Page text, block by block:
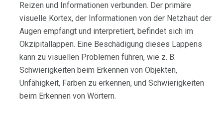
Reizen und Informationen verbunden. Der primäre
visuelle Kortex, der Informationen von der Netzhaut der
Augen empfängt und interpretiert, befindet sich im
Okzipitallappen. Eine Beschädigung dieses Lappens
kann zu visuellen Problemen führen, wie z. B.
Schwierigkeiten beim Erkennen von Objekten,
Unfähigkeit, Farben zu erkennen, und Schwierigkeiten
beim Erkennen von Wörtern.